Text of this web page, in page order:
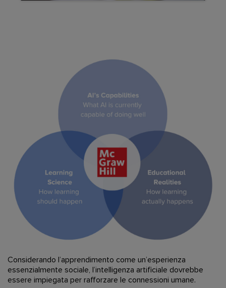
​Considerando l’apprendimento come un’esperienza
essenzialmente sociale, l’intelligenza artificiale dovrebbe
essere impiegata per rafforzare le connessioni umane.